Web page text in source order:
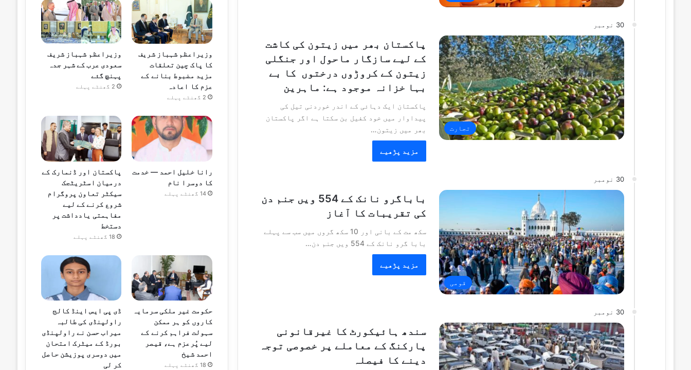
30 نومبر
تجارت
پاکستان بھر میں زیتون کی کاشت
کے لیے سازگار ماحول اور جنگلی
زیتون کے کروڑوں درختوں کا بے
بہا خزانہ موجود ہے: ماہرین
پاکستان ایک دہائی کے اندر خوردنی تیل کی
پیداوار میں خود کفیل بن سکتا ہے اگر پاکستان
بھر میں زیتون…
مزید پڑھیے
30 نومبر
قومی
باباگرو نانک کے 554 ویں جنم دن
کی تقریبات کا آغاز
سکھ مت کے بانی اور 10 سکھ گروں میں سب سے پہلے
بابا گرو نانک کے 554 ویں جنم دن…
مزید پڑھیے
30 نومبر
سندھ ہائیکورٹ کا غیرقانونی
پارکنگ کے معاملے پر خصوصی توجہ
دینے کا فیصلہ
وزیراعظم شہباز شریف
کا پاک چین تعلقات
مزید مضبوط بنانے کے
عزم کا اعادہ
2 گھنٹے پہلے
وزیراعظم شہباز شریف
سعودی عرب کے شہر جدہ
پہنچ گئے
2 گھنٹے پہلے
رانا خلیل احمد — خدمت
کا دوسرا نام
14 گھنٹے پہلے
پاکستان اور ڈنمارک کے
درمیان اسٹریٹجک
سیکٹر تعاون پروگرام
شروع کرنے کے لیے
مفاہمتی یادداشت پر
دستخط
18 گھنٹے پہلے
حکومت غیر ملکی سرمایہ
کاروں کو ہر ممکن
سہولت فراہم کرنے کے
لیے پُرعزم ہے، قیصر
احمد شیخ
18 گھنٹے پہلے
ڈی پی ایس اینڈ کالج
راولپنڈی کی طالبہ
میراب حسن نے راولپنڈی
بورڈ کے میٹرک امتحان
میں دوسری پوزیشن حاصل
کر لی